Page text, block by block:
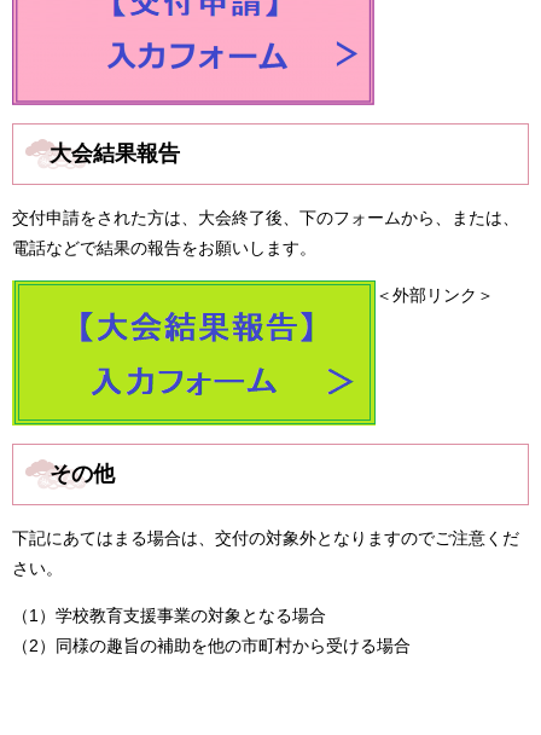
大会結果報告
交付申請をされた方は、大会終了後、下のフォームから、または、
電話などで結果の報告をお願いします。
＜外部リンク＞
その他
下記にあてはまる場合は、交付の対象外となりますのでご注意くだ
さい。
（1）学校教育支援事業の対象となる場合
（2）同様の趣旨の補助を他の市町村から受ける場合